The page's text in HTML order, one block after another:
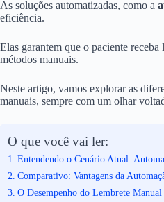
As soluções automatizadas, como a
eficiência.
Elas garantem que o paciente
métodos manuais.
Neste artigo, vamos explorar as
manuais, sempre com um olhar
O que você vai ler:
Entendendo o Cenário Atual:
Comparativo: Vantagens da
O Desempenho do Lembrete